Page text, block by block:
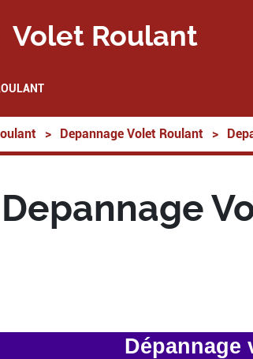
Volet Roulant
> Depannage Volet Roulant >
Depannage
Dépannage